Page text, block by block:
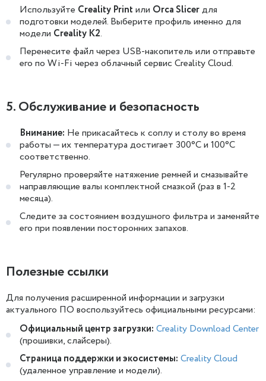
Используйте Creality Print или Orca Slicerдля
подготовки моделей. Выберите профиль именно для
модели Creality K2.
Перенесите файл через USB-накопитель или отправьте
его по Wi-Fi через облачный сервис Creality Cloud.
5. Обслуживание и безопасность
Внимание: Не прикасайтесь к соплу и столу во время
работы — их температура достигает 300°C и 100°C
соответственно.
Регулярно проверяйте натяжение ремней и смазывайте
направляющие валы комплектной смазкой (раз в 1-2
месяца).
Следите за состоянием воздушного фильтра и заменяйте
его при появлении посторонних запахов.
Полезные ссылки
Для получения расширенной информации и загрузки
актуального ПО воспользуйтесь официальными ресурсами:
Официальный центр загрузки: Creality Download Center
(прошивки, слайсеры).
Страница поддержки и экосистемы: Creality Cloud
(удаленное управление и модели).